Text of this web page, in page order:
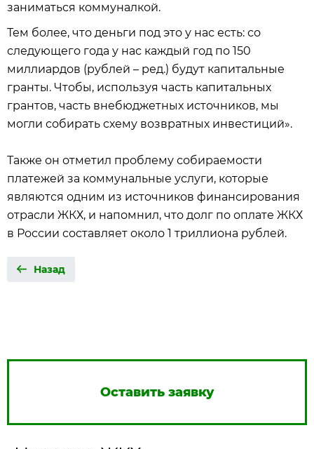
заниматься коммуналкой.
Тем более, что деньги под это у нас есть: со
следующего года у нас каждый год по 150
миллиардов (рублей – ред.) будут капитальные
гранты. Чтобы, используя часть капитальных
грантов, часть внебюджетных источников, мы
могли собирать схему возвратных инвестиций».
Также он отметил проблему собираемости
платежей за коммунальные услуги, которые
являются одним из источников финансирования
отрасли ЖКХ, и напомнил, что долг по оплате ЖКХ
в России составляет около 1 триллиона рублей.
Назад
Оставить заявку